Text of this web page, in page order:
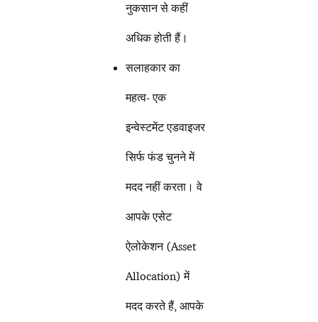
नुकसान से कहीं
अधिक होती हैं।
सलाहकार का
महत्व- एक
इन्वेस्टमेंट एडवाइजर
सिर्फ फंड चुनने में
मदद नहीं करता। वे
आपके एसेट
ऐलोकेशन (Asset
Allocation) में
मदद करते हैं, आपके